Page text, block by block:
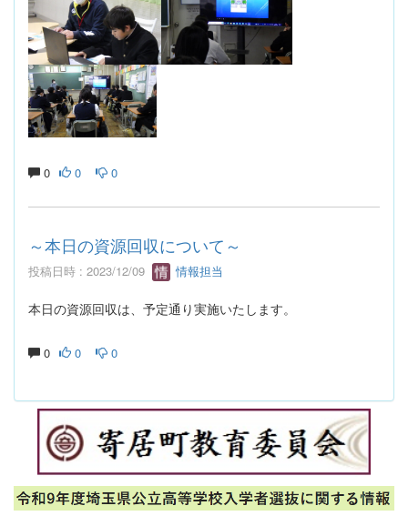
0 0 0
～本日の資源回収について～
投稿日時 : 2023/12/09 情報担当
本日の資源回収は、予定通り実施いたします。
0 0 0